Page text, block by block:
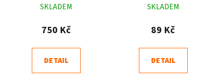
hodnocení
produktu
4,9
z
SKLADEM
750 Kč
DETAIL
hodnocení
produktu
5,0
z
SKLADEM
89 Kč
DETAIL